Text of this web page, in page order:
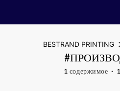
BESTRAND PRINTING
1 содержимое